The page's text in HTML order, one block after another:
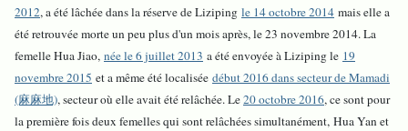
2012, a été lâchée dans la réserve de Liziping le 14 octobre 2014 mais elle a
été retrouvée morte un peu plus d'un mois après, le 23 novembre 2014. La
femelle Hua Jiao, née le 6 juillet 2013 a été envoyée à Liziping le 19
novembre 2015 et a même été localisée début 2016 dans secteur de Mamadi
(麻麻地), secteur où elle avait été relâchée. Le20 octobre 2016, ce sont pour
la première fois deux femelles qui sont relâchées simultanément, Hua Yan et